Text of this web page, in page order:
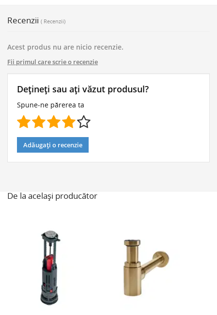
Recenzii ( Recenzii)
Acest produs nu are nicio recenzie.
Fii primul care scrie o recenzie
Dețineți sau ați văzut produsul?
Spune-ne părerea ta
Adăugați o recenzie
De la același producător